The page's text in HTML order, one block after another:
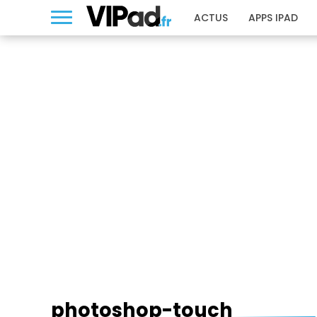
ACTUS APPS IPAD
PHOTOSHOP-TOUCH
photoshop-touch